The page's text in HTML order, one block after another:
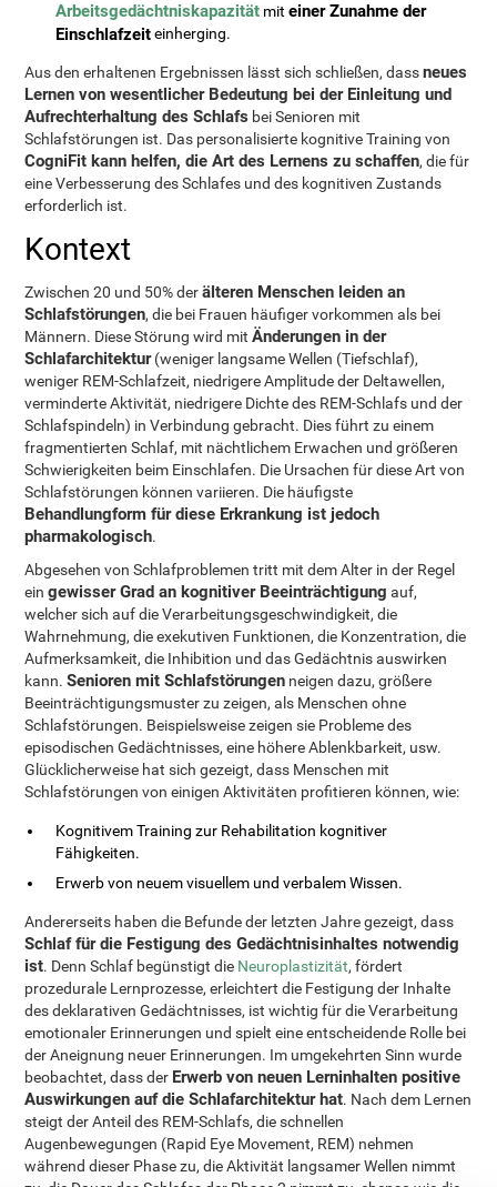
Arbeitsgedächtniskapazität miteiner Zunahme der
Einschlafzeiteinherging.
Aus den erhaltenen Ergebnissen lässt sich schließen, dassneues
Lernen von wesentlicher Bedeutung bei der Einleitung und
Aufrechterhaltung des Schlafs bei Senioren mit
Schlafstörungen ist. Das personalisierte kognitive Training von
CogniFit kann helfen, die Art des Lernens zu schaffen, die für
eine Verbesserung des Schlafes und des kognitiven Zustands
erforderlich ist.
Kontext
Zwischen 20 und 50% derälteren Menschen leiden an
Schlafstörungen, die bei Frauen häufiger vorkommen als bei
Männern. Diese Störung wird mitÄnderungen in der
Schlafarchitektur(weniger langsame Wellen (Tiefschlaf),
weniger REM-Schlafzeit, niedrigere Amplitude der Deltawellen,
verminderte Aktivität, niedrigere Dichte des REM-Schlafs und der
Schlafspindeln) in Verbindung gebracht. Dies führt zu einem
fragmentierten Schlaf, mit nächtlichem Erwachen und größeren
Schwierigkeiten beim Einschlafen. Die Ursachen für diese Art von
Schlafstörungen können variieren. Die häufigste
Behandlungform für diese Erkrankung ist jedoch
pharmakologisch.
Abgesehen von Schlafproblemen tritt mit dem Alter in der Regel
eingewisser Grad an kognitiver Beeinträchtigung auf,
welcher sich auf die Verarbeitungsgeschwindigkeit, die
Wahrnehmung, die exekutiven Funktionen, die Konzentration, die
Aufmerksamkeit, die Inhibition und das Gedächtnis auswirken
kann.Senioren mit Schlafstörungen neigen dazu, größere
Beeinträchtigungsmuster zu zeigen, als Menschen ohne
Schlafstörungen. Beispielsweise zeigen sie Probleme des
episodischen Gedächtnisses, eine höhere Ablenkbarkeit, usw.
Glücklicherweise hat sich gezeigt, dass Menschen mit
Schlafstörungen von einigen Aktivitäten profitieren können, wie:
Kognitivem Training zur Rehabilitation kognitiver
Fähigkeiten.
Erwerb von neuem visuellem und verbalem Wissen.
Andererseits haben die Befunde der letzten Jahre gezeigt, dass
Schlaf für die Festigung des Gedächtnisinhaltes notwendig
ist. Denn Schlaf begünstigt die Neuroplastizität, fördert
prozedurale Lernprozesse, erleichtert die Festigung der Inhalte
des deklarativen Gedächtnisses, ist wichtig für die Verarbeitung
emotionaler Erinnerungen und spielt eine entscheidende Rolle bei
der Aneignung neuer Erinnerungen. Im umgekehrten Sinn wurde
beobachtet, dass der Erwerb von neuen Lerninhalten positive
Auswirkungen auf die Schlafarchitektur hat. Nach dem Lernen
steigt der Anteil des REM-Schlafs, die schnellen
Augenbewegungen (Rapid Eye Movement, REM) nehmen
während dieser Phase zu, die Aktivität langsamer Wellen nimmt